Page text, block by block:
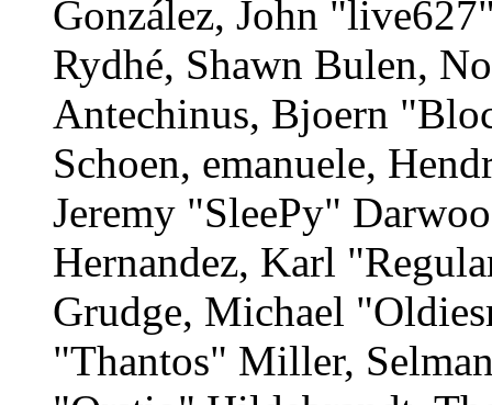
González, John
Rydhé, Shawn Bulen,
Antechinus, Bjoern
Schoen, emanuele,
Jeremy "SleePy"
Hernandez, Karl
Grudge, Michael
"Thantos" Miller,